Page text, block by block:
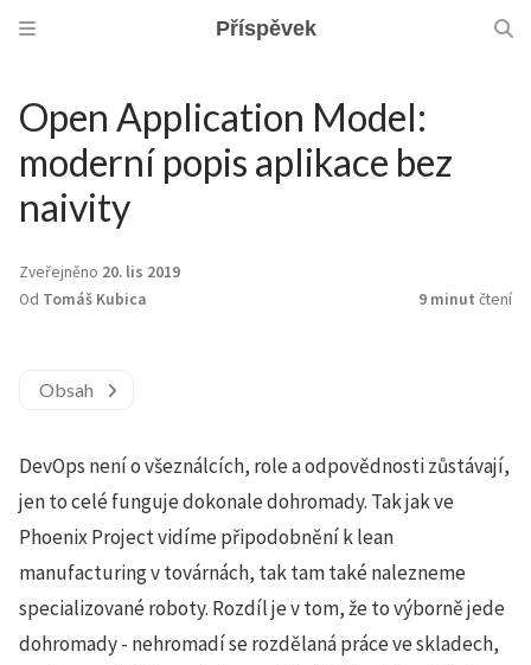
Příspěvek
Open Application Model:
moderní popis aplikace bez
naivity
Zveřejněno 20. lis 2019
Od Tomáš Kubica 9 minut čtení
Obsah
DevOps není o všeználcích, role a odpovědnosti zůstávají,
jen to celé funguje dokonale dohromady. Tak jak ve
Phoenix Project vidíme připodobnění k lean
manufacturing v továrnách, tak tam také nalezneme
specializované roboty. Rozdíl je v tom, že to výborně jede
dohromady - nehromadí se rozdělaná práce ve skladech,